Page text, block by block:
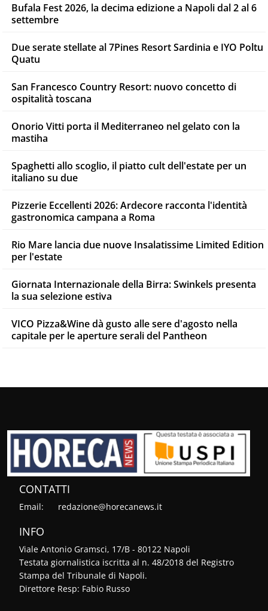
Bufala Fest 2026, la decima edizione a Napoli dal 2 al 6
settembre
Due serate stellate al 7Pines Resort Sardinia e IYO Poltu
Quatu
San Francesco Country Resort: nuovo concetto di
ospitalità toscana
Onorio Vitti porta il Mediterraneo nel gelato con la
mastiha
Spaghetti allo scoglio, il piatto cult dell'estate per un
italiano su due
Pizzerie Eccellenti 2026: Ardecore racconta l'identità
gastronomica campana a Roma
Rio Mare lancia due nuove Insalatissime Limited Edition
per l'estate
Giornata Internazionale della Birra: Swinkels presenta
la sua selezione estiva
VICO Pizza&Wine dà gusto alle sere d'agosto nella
capitale per le aperture serali del Pantheon
CONTATTI
Email: redazione@horecanews.it
INFO
Viale Antonio Gramsci, 17/B - 80122 Napoli
Testata giornalistica iscritta al n. 48/2018 del Registro
Stampa del Tribunale di Napoli.
Direttore Resp: Fabio Russo